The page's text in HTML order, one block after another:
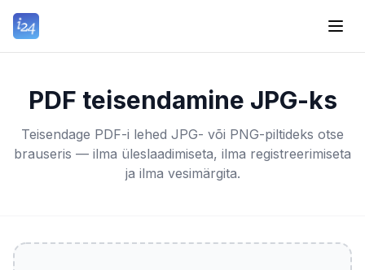
PDF teisendamine JPG-ks
Teisendage PDF-i lehed JPG- või PNG-piltideks otse
brauseris — ilma üleslaadimiseta, ilma registreerimiseta
ja ilma vesimärgita.